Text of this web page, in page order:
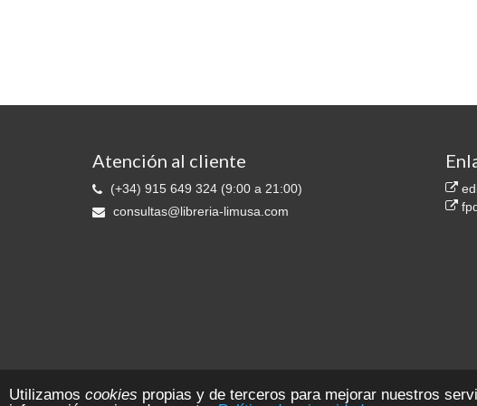
Atención al cliente
(+34) 915 649 324 (9:00 a 21:00)
consultas@libreria-limusa.com
CIF B-81553109 Todos los derechos reservados
Utilizamos cookies propias y de terceros para mejorar nuestros